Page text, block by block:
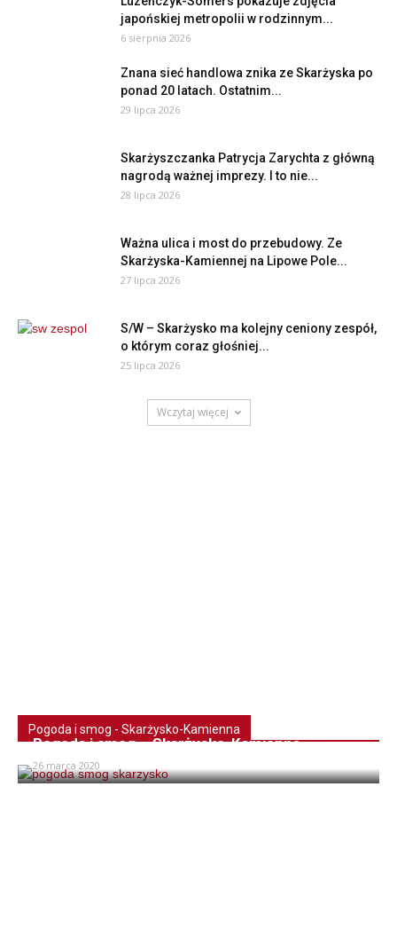
japońskiej metropolii w rodzinnym...
6 sierpnia 2026
Znana sieć handlowa znika ze Skarżyska po
ponad 20 latach. Ostatnim...
29 lipca 2026
Skarżyszczanka Patrycja Zarychta z główną
nagrodą ważnej imprezy. I to nie...
28 lipca 2026
Ważna ulica i most do przebudowy. Ze
Skarżyska-Kamiennej na Lipowe Pole...
27 lipca 2026
S/W – Skarżysko ma kolejny ceniony zespół,
o którym coraz głośniej...
25 lipca 2026
Wczytaj więcej
Pogoda i smog - Skarżysko-Kamienna
Pogoda i smog – Skarżysko-Kamienna
26 marca 2020